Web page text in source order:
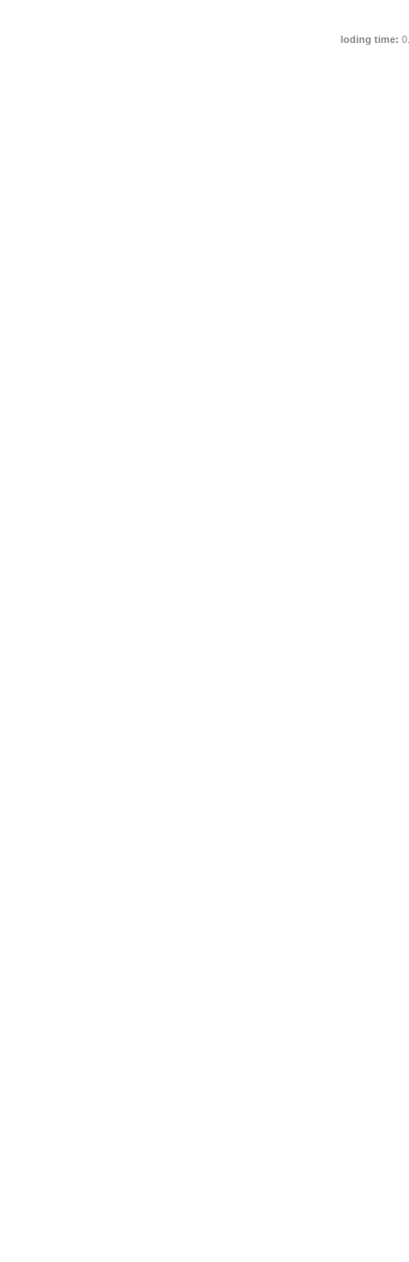
loding time: